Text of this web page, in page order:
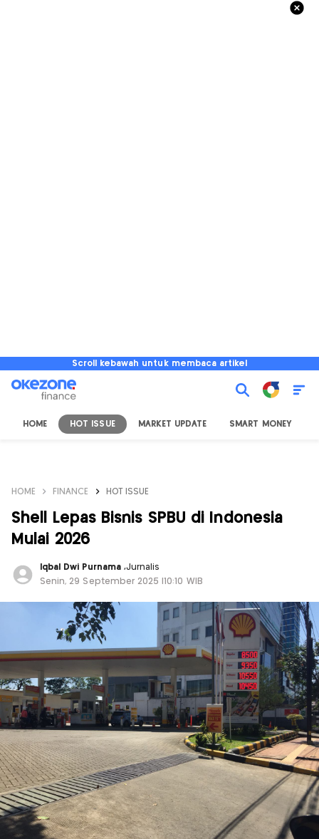
Scroll kebawah untuk membaca artikel
HOME HOT ISSUE MARKET UPDATE SMART MONEY
HOME FINANCE HOT ISSUE
Shell Lepas Bisnis SPBU di Indonesia
Mulai 2026
Iqbal Dwi Purnama ,Jurnalis
Senin, 29 September 2025 |10:10 WIB